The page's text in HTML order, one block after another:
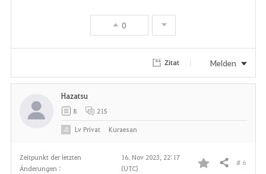
i
0
Zitat Melden
Zeitpunkt der letzten
Änderungen :
16. Nov 2023, 22:17
(UTC)
Teilen # 6
Hazatsu
8 215
LvPrivat Kuraesan